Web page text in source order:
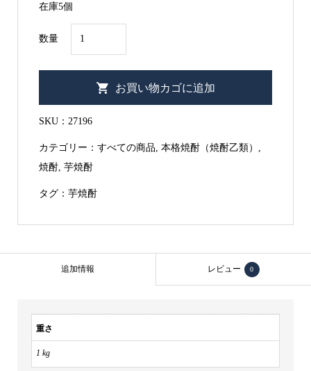
在庫5個
数量
島
ッ
ポ
ロ
ら
芋
個
お買い物カゴに追加
SKU： 27196
カテゴリー： すべての商品 本格焼酎（焼酎乙類）
焼酎, 芋焼酎
タグ： 芋焼酎
追加情報 レビュー 0
重さ
1 kg